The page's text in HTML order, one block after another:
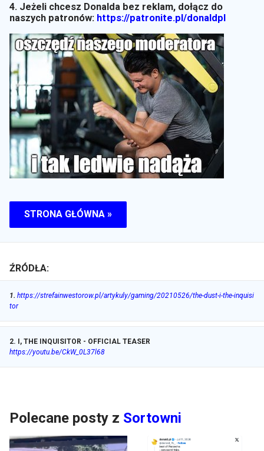
4. Jeżeli chcesz Donalda bez reklam, dołącz do
naszych patronów: https://patronite.pl/donaldpl
STRONA GŁÓWNA »
ŹRÓDŁA:
1. https://strefainwestorow.pl/artykuly/gaming/20210526/the-dust-i-the-inquisi
tor
2. I, THE INQUISITOR - OFFICIAL TEASER
https://youtu.be/CkW_0L37l68
Polecane posty z Sortowni